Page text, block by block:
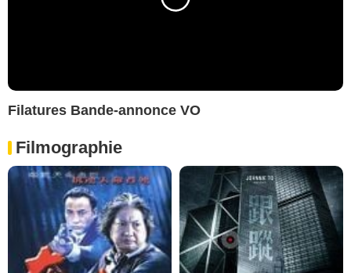
Filatures Bande-annonce VO
Filmographie